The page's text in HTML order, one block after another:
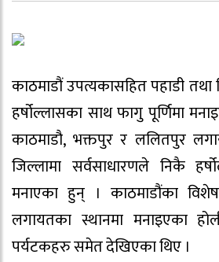
काठमाडौं उपत्यकासहित पहाडी तथा
हर्षोल्लासका साथ फागु पूर्णिमा
काठमाडौ, भक्तपुर र ललितपुर
जिल्लामा सर्वसाधारणले निकै
मनाएका हुन् । काठमाडौंका
लगायतका स्थानमा मनाइएका
पर्यटकहरु समेत देखिएका थिए ।